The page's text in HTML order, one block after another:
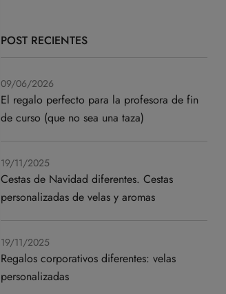
POST RECIENTES
El regalo perfecto para la profesora de fin
de curso (que no sea una taza)
09/06/2026
Cestas de Navidad diferentes. Cestas
personalizadas de velas y aromas
19/11/2025
Regalos corporativos diferentes: velas
personalizadas
19/11/2025